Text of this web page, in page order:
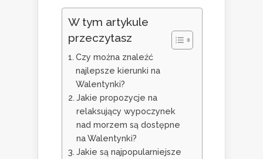
W tym artykule
przeczytasz
Czy można znaleźć
najlepsze kierunki na
Walentynki?
Jakie propozycje na
relaksujący wypoczynek
nad morzem są dostępne
na Walentynki?
Jakie są najpopularniejsze